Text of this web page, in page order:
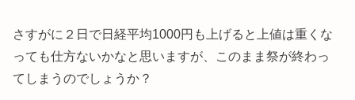
さすがに２日で日経平均1000円も上げると上値は重くな
っても仕方ないかなと思いますが、このまま祭が終わっ
てしまうのでしょうか？